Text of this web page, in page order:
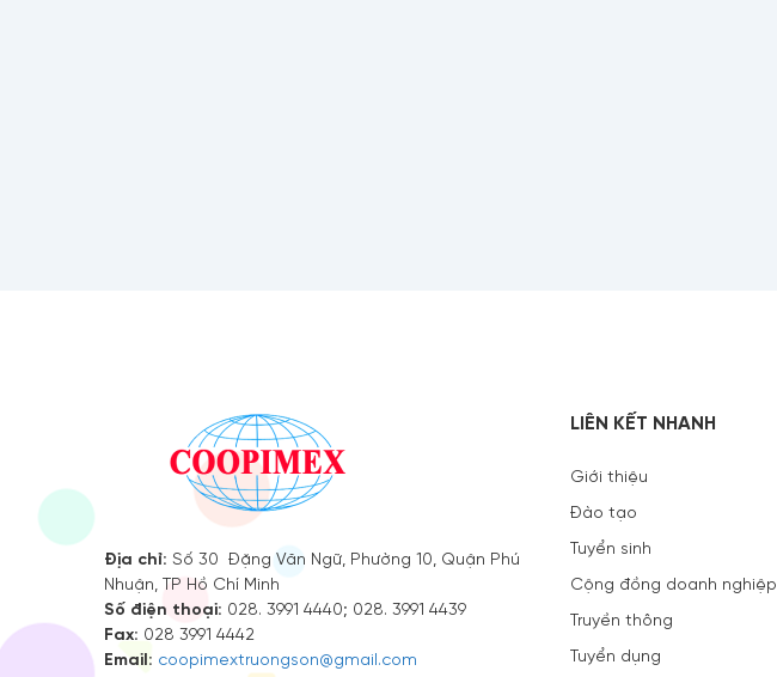
Địa chỉ: Số 30 Đặng Văn Ngữ, Phường 10, Quận Phú
Nhuận, TP Hồ Chí Minh
Số điện thoại: 028. 3991 4440; 028. 3991 4439
Fax: 028 3991 4442
Email: coopimextruongson@gmail.com
LIÊN KẾT NHANH
Giới thiệu
Đào tạo
Tuyển sinh
Cộng đồng doanh nghiệp
Truyền thông
Tuyển dụng